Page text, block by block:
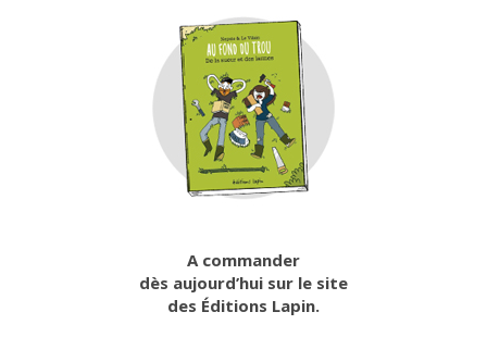
A commander
dès aujourd’hui sur le site
des Éditions Lapin.